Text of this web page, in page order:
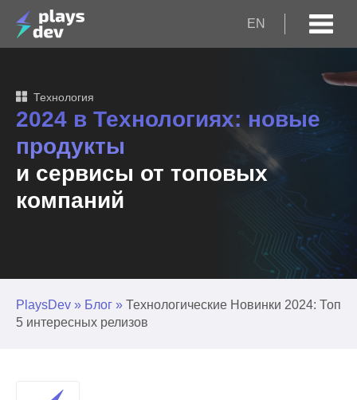
EN
Технология
2024 в Технологиях: новые
продукты
и сервисы от топовых
компаний
PlaysDev » Блог » Технологические Новинки 2024: Топ
5 интересных релизов